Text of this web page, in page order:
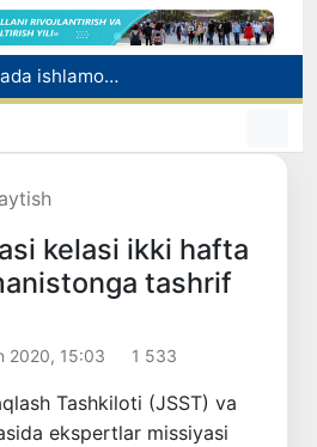
Bolaning familiyasiga otasining ismini berishga ruxsat beriladi
Behruz Karimov faoliyatini Shveytsariyaning «Lugano» klubida davom ettiradi
kelasi ikki hafta
tashrif
2020, 15:03 1 533
Tashkiloti (JSST) va
ekspertlar missiyasi